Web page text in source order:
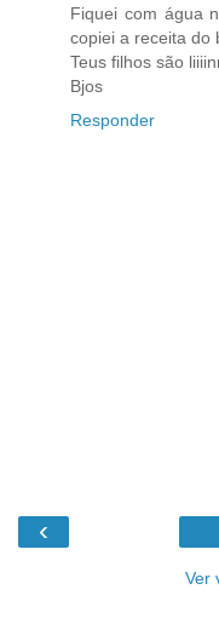
Fiquei com água
copiei a receita do
Teus filhos são
Bjos
Responder
‹
Ver